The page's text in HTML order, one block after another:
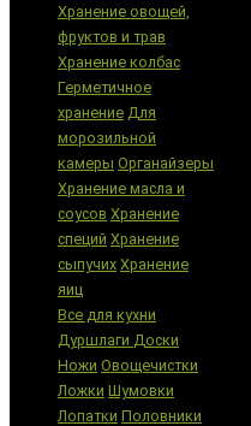
Хранение овощей,
фруктов и трав
Хранение колбас
Герметичное
хранение Для
морозильной
камеры Органайзеры
Хранение масла и
соусов Хранение
специй Хранение
сыпучих Хранение
яиц
Все для кухни
Дуршлаги Доски
Ножи Овощечистки
Ложки Шумовки
Лопатки Половники